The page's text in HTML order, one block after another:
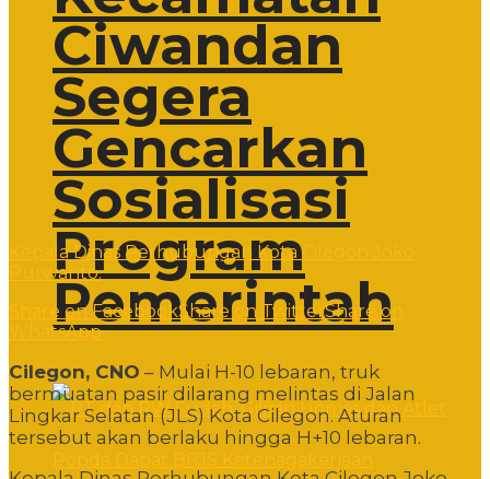
Ciwandan
Segera
Gencarkan
Sosialisasi
Program
Pemerintah
Kepala Dinas Perhubungan Kota Cilegon Joko
Purwanto.
Share on FacebookShare on TwitterShare on
WhatsApp
Cilegon, CNO – Mulai H-10 lebaran, truk
bermuatan pasir dilarang melintas di Jalan
Lingkar Selatan (JLS) Kota Cilegon. Aturan
tersebut akan berlaku hingga H+10 lebaran.